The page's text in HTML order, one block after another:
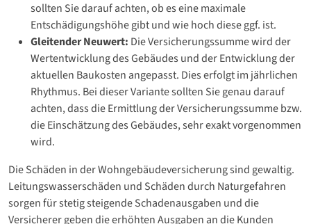
sollten Sie darauf achten, ob es eine maximale
Entschädigungshöhe gibt und wie hoch diese ggf. ist.
Gleitender Neuwert: Die Versicherungssumme wird der
Wertentwicklung des Gebäudes und der Entwicklung der
aktuellen Baukosten angepasst. Dies erfolgt im jährlichen
Rhythmus. Bei dieser Variante sollten Sie genau darauf
achten, dass die Ermittlung der Versicherungssumme bzw.
die Einschätzung des Gebäudes, sehr exakt vorgenommen
wird.
Die Schäden in der Wohngebäudeversicherung sind gewaltig.
Leitungswasserschäden und Schäden durch Naturgefahren
sorgen für stetig steigende Schadenausgaben und die
Versicherer geben die erhöhten Ausgaben an die Kunden